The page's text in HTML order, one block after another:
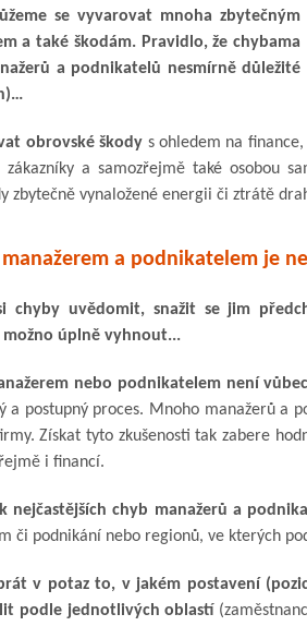
se vyvarovat mnoha zbytečným
a také škodám. Pravidlo, že chybama
a podnikatelů nesmírně důležité
obrovské škody s ohledem na
a samozřejmě také osobou
zbytečně vynaložené energii či ztrátě
a podnikatelem je
chyby uvědomit, snažit se jim
úplně vyhnout...
nebo podnikatelem není
a postupný proces. Mnoho manažerů a
Získat tyto zkušenosti tak zabere
i financí.
nejčastějších chyb manažerů a
či podnikání nebo regionů, ve kterých
v potaz to, v jakém postavení
podle jednotlivých oblastí